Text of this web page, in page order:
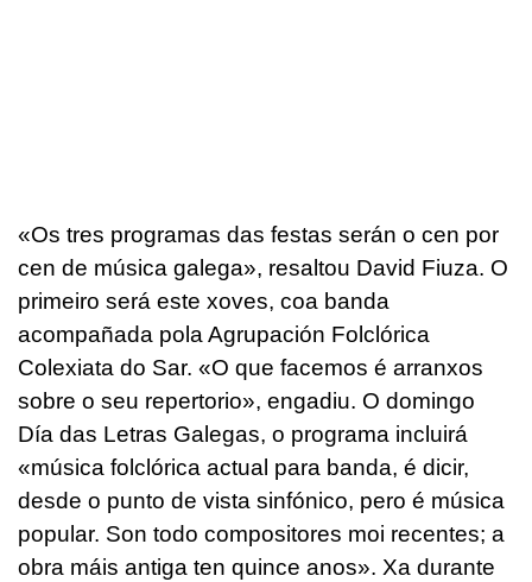
«Os tres programas das festas serán o cen por
cen de música galega», resaltou David Fiuza. O
primeiro será este xoves, coa banda
acompañada pola Agrupación Folclórica
Colexiata do Sar. «O que facemos é arranxos
sobre o seu repertorio», engadiu. O domingo
Día das Letras Galegas, o programa incluirá
«música folclórica actual para banda, é dicir,
desde o punto de vista sinfónico, pero é música
popular. Son todo compositores moi recentes; a
obra máis antiga ten quince anos». Xa durante